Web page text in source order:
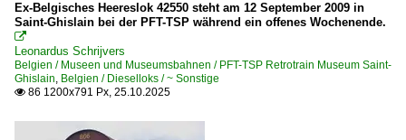
Ex-Belgisches Heereslok 42550 steht am 12 September 2009 in
Saint-Ghislain bei der PFT-TSP während ein offenes Wochenende.

Leonardus Schrijvers
Belgien / Museen und Museumsbahnen / PFT-TSP Retrotrain Museum Saint-
Ghislain, Belgien / Dieselloks / ~ Sonstige
 86 1200x791 Px, 25.10.2025